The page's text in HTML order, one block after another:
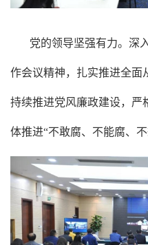
党的领导坚强有力。深
作会议精神，扎实推进全面
持续推进党风廉政建设，严
体推进“不敢腐、不能腐、不